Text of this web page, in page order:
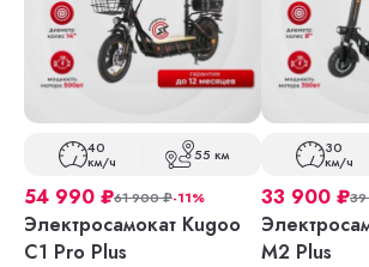
40
км/ч 55 км
54 990 ₽61 900₽-11%
Электросамокат Kugoo
C1 Pro Plus
30
км/ч
33 900 ₽
M2 Plus